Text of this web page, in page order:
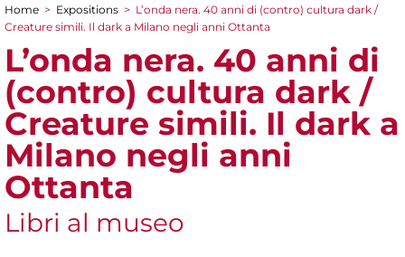
You are here
Home > Expositions > L’onda nera. 40 anni di (contro) cultura dark /
Creature simili. Il dark a Milano negli anni Ottanta
L’onda nera. 40 anni di
(contro) cultura dark /
Creature simili. Il dark a
Milano negli anni
Ottanta
Libri al museo